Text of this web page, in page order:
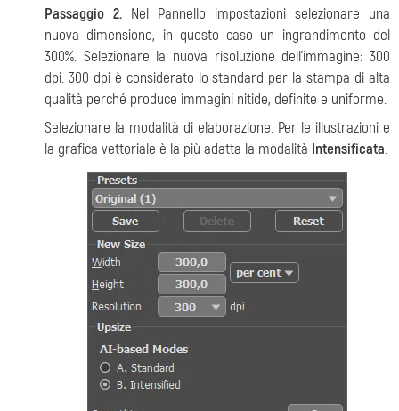
Passaggio 2. Nel Pannello impostazioni selezionare una
nuova dimensione, in questo caso un ingrandimento del
300%. Selezionare la nuova risoluzione dell'immagine: 300
dpi. 300 dpi è considerato lo standard per la stampa di alta
qualità perché produce immagini nitide, definite e uniforme.
Selezionare la modalità di elaborazione. Per le illustrazioni e
la grafica vettoriale è la più adatta la modalità Intensificata.